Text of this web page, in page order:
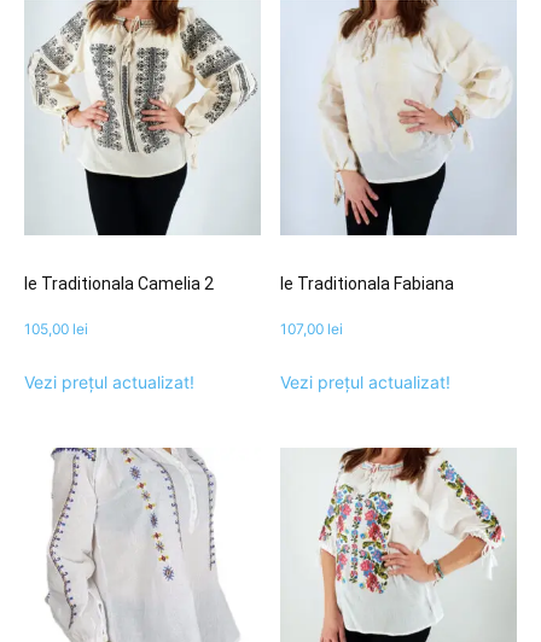
Ie Traditionala Camelia 2
105,00 lei
Vezi prețul actualizat!
Ie Traditionala Fabiana
107,00 lei
Vezi prețul actualizat!